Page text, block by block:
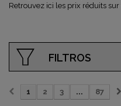
Retrouvez ici les prix réduits
FILTROS
1 2 3 ... 87